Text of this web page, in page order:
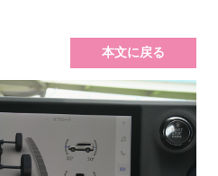
本文に戻る